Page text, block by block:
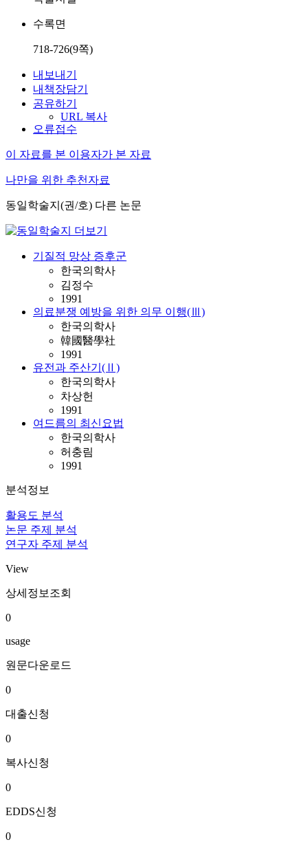
수록면
718-726(9쪽)
내보내기
내책장담기
공유하기
URL 복사
오류접수
이 자료를 본 이용자가 본 자료
나만을 위한 추천자료
동일학술지(권/호) 다른 논문
기질적 망상 증후군
한국의학사
김정수
1991
의료분쟁 예방을 위한 의무 이행(Ⅲ)
한국의학사
韓國醫學社
1991
유전과 주산기(Ⅱ)
한국의학사
차상헌
1991
여드름의 최신요법
한국의학사
허충림
1991
분석정보
활용도 분석
논문 주제 분석
연구자 주제 분석
View
상세정보조회
0
usage
원문다운로드
0
대출신청
0
복사신청
0
EDDS신청
0